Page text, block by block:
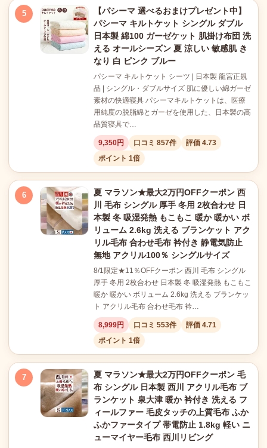
5
【パシーマ 選べるおまけプレゼント中】
パシーマ キルトケット シングル ダブル
日本製 綿100 ガーゼケット 肌掛け布団 洗
える オールシーズン 夏 涼しい 敏感肌 き
なり 白 ピンク ブルー
パシーマ キルトケット シーツ | 日本製 龍宮正規
品 | シングル・ダブルサイズ 肌に優しい綿ガーゼ
素材の快適寝具 パシーマキルトケットは、医療
用純度の脱脂綿とガーゼを使用した、日本製の高
品質寝具で…
9,350円 口コミ 857件
評価 4.73
ポイント 1倍
6
夏 マラソン★最大2万円OFFクーポン 西
川 毛布 シングル 厚手 冬用 2枚合わせ 日
本製 冬 吸湿発熱 もこもこ 暖か 暖かい ボ
リューム 2.6kg 洗える ブランケット アク
リル毛布 合わせ毛布 衿付き 静電気防止
無地 アクリル100％ シングルサイズ
8/1限定★11％OFFクーポン 西川 毛布 シングル
厚手 冬用 2枚合わせ 日本製 冬 吸湿発熱 もこもこ
暖か 暖かい ボリューム 2.6kg 洗える ブランケッ
ト アクリル毛布 合わせ毛布 衿…
8,999円 口コミ 553件
評価 4.71
ポイント 1倍
7
夏 マラソン★最大2万円OFFクーポン 毛
布 シングル 日本製 西川 アクリル毛布 ブ
ランケット 泉大津 暖か 衿付き 洗える フ
ィールファー 毛皮タッチの上質毛布 ふか
ふかファータイプ 帯電防止 1.8kg 軽い ニ
ューマイヤー毛布 西川リビング